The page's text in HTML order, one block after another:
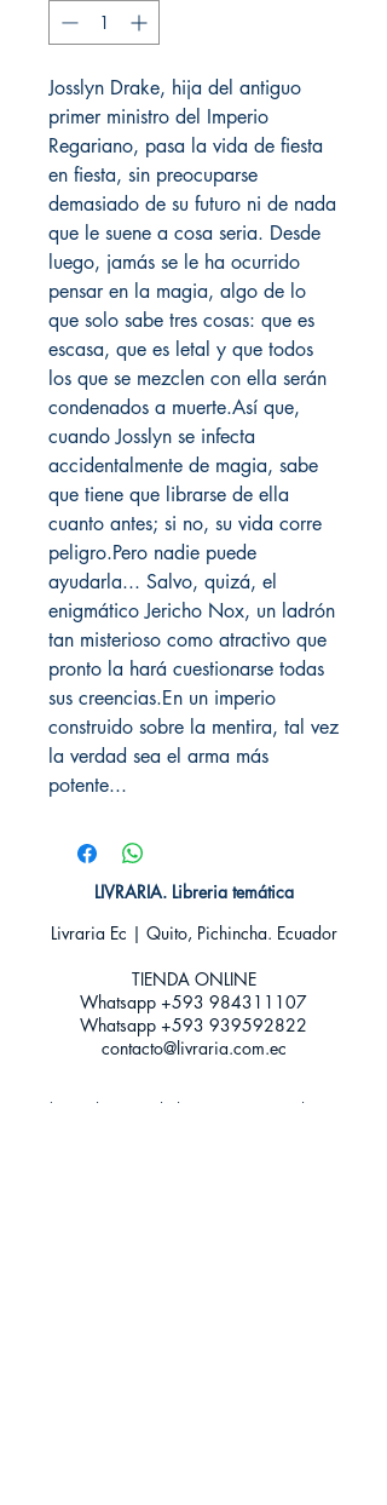
Josslyn Drake, hija del antiguo
primer ministro del Imperio
Regariano, pasa la vida de fiesta
en fiesta, sin preocuparse
demasiado de su futuro ni de nada
que le suene a cosa seria. Desde
luego, jamás se le ha ocurrido
pensar en la magia, algo de lo
que solo sabe tres cosas: que es
escasa, que es letal y que todos
los que se mezclen con ella serán
condenados a muerte.Así que,
cuando Josslyn se infecta
accidentalmente de magia, sabe
que tiene que librarse de ella
cuanto antes; si no, su vida corre
peligro.Pero nadie puede
ayudarla... Salvo, quizá, el
enigmático Jericho Nox, un ladrón
tan misterioso como atractivo que
pronto la hará cuestionarse todas
sus creencias.En un imperio
construido sobre la mentira, tal vez
la verdad sea el arma más
potente...
LIVRARIA. Libreria temática
Livraria Ec | Quito, Pichincha. Ecuador
TIENDA ONLINE​
Whatsapp +593 984311107
Whatsapp +593 939592822
contacto@livraria.com.ec
Políticas de privacidad | Términos y Condiciones